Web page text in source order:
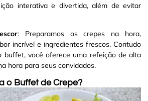
interativa e divertida, além de evitar
: Preparamos os crepes na hora,
incrível e ingredientes frescos. Contudo
buffet, você oferece uma refeição de alta
hora para seus convidados.
o Buffet de Crepe?